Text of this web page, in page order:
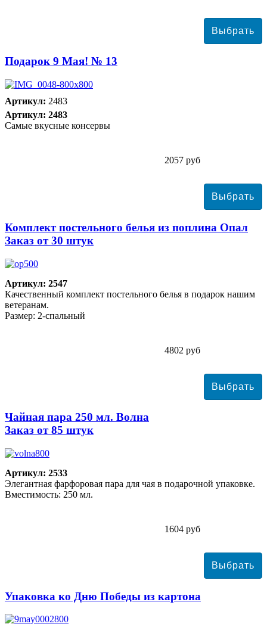
Подарок 9 Мая! № 13
Артикул: 2483
Артикул: 2483
Самые вкусные консервы
2057 руб
Комплект постельного белья из поплина Опал
Заказ от 30 штук
Артикул: 2547
Качественный комплект постельного белья в подарок нашим
ветеранам.
Размер: 2-спальный
4802 руб
Чайная пара 250 мл. Волна
Заказ от 85 штук
Артикул: 2533
Элегантная фарфоровая пара для чая в подарочной упаковке.
Вместимость: 250 мл.
1604 руб
Упаковка ко Дню Победы из картона